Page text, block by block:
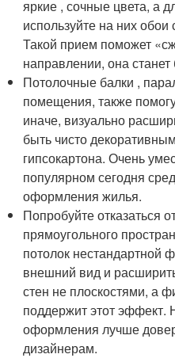
яркие , сочные цвета, а
используйте на них
Такой прием поможет
направлении, она
Потолочные балки ,
помещения, также
иначе, визуально
быть чисто
гипсокартона. Очень
популярном сегодня
оформления жилья.
Попробуйте отказаться
прямоугольного
потолок нестандартной
внешний вид и
стен не плоскостями, а
поддержит этот
оформления лучше
дизайнерам.